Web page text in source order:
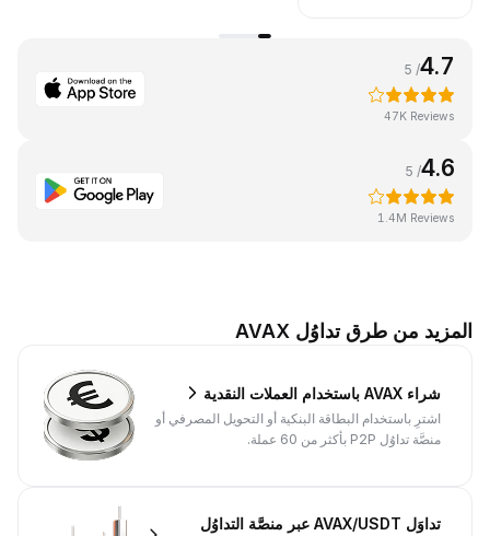
4.7
/ 5
47K Reviews
4.6
/ 5
1.4M Reviews
المزيد من طرق تداوُل AVAX
شراء AVAX باستخدام العملات النقدية
اشترِ باستخدام البطاقة البنكية أو التحويل المصرفي أو
منصَّة تداوُل P2P بأكثر من 60 عملة.
تداوَل AVAX/USDT عبر منصَّة التداوُل